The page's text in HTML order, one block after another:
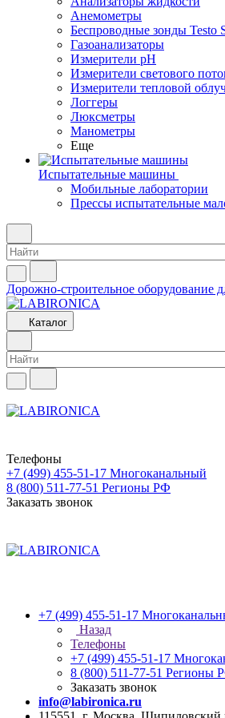
Анемометры
Беспроводные зонды Testo
Газоанализаторы
Измерители pH
Измерители светового
Измерители тепловой
Логгеры
Люксметры
Манометры
Еще
Испытательные машины
Мобильные лаборатории
Прессы испытательные
Дорожно-строительное оборудование
Каталог
Телефоны
+7 (499) 455-51-17 Многоканальный
8 (800) 511-77-51 Регионы РФ
Заказать звонок
+7 (499) 455-51-17
Назад
Телефоны
+7 (499) 455-51-17
8 (800) 511-77-51 Регионы
Заказать звонок
info@labironica.ru